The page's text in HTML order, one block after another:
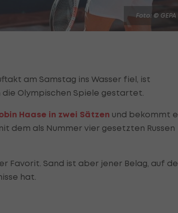
Foto: © GEPA
am Samstag ins Wasser fiel, ist
Olympischen Spiele gestartet.
Haase in zwei Sätzen und bekommt
dem als Nummer vier gesetzten Russen
Favorit. Sand ist aber jener Belag, auf
hat.